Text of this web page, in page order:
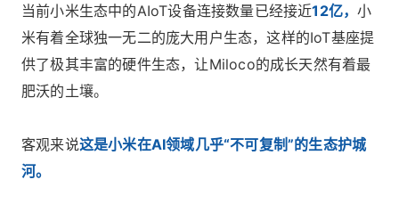
当前小米生态中的AIoT设备连接数量已经接近12亿，小
米有着全球独一无二的庞大用户生态，这样的IoT基座提
供了极其丰富的硬件生态，让Miloco的成长天然有着最
肥沃的土壤。
客观来说这是小米在AI领域几乎“不可复制”的生态护城
河。